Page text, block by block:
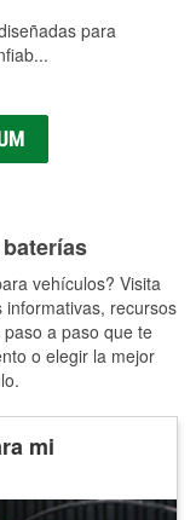
para
...
vehículos? Visita
recursos
a paso que te
o elegir la mejor
mi